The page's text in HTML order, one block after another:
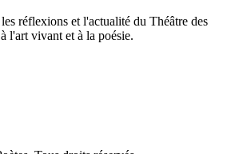
réflexions et l'actualité du Théâtre des
l'art vivant et à la poésie.